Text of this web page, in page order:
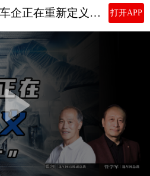
车佬道：中国车企正在重新定义 “汽车厂” 打开APP